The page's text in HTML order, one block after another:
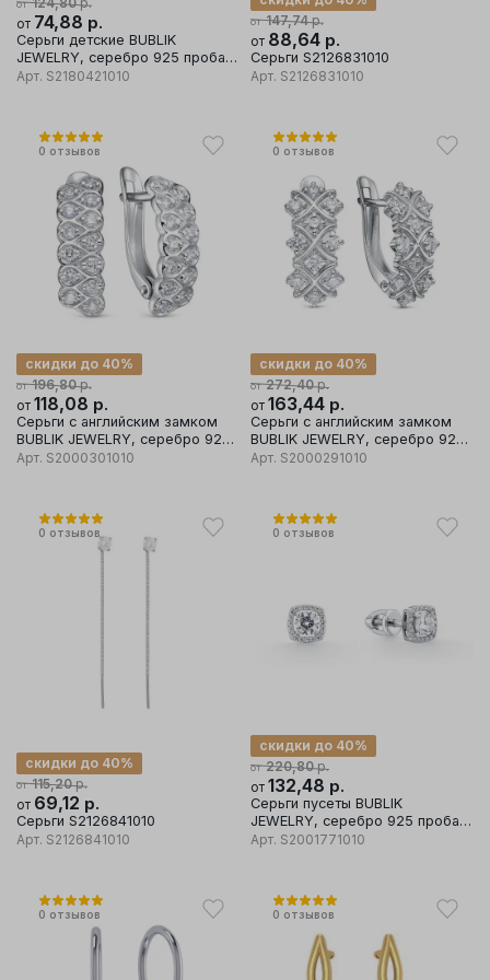
от 124,80
от 74,88 р.
Серьги детские BUBLIK
JEWELRY, серебро 925 проба,
вставка фианит
Арт. S2180421010
от 147,74р.
от 88,64 р.
Серьги S2126831010
Арт. S2126831010
0 отзывов
от 196,80р.
скидки до 40%
от 118,08 р.
Серьги с английским замком
BUBLIK JEWELRY, серебро 925
проба, вставка фианит
Арт. S2000301010
0 отзывов
от 272,40р.
скидки до 40%
от 163,44 р.
Серьги с английским замком
BUBLIK JEWELRY, серебро 925
проба, вставка фианит
Арт. S2000291010
0 отзывов
от 115,20р.
скидки до 40%
от 69,12 р.
Серьги S2126841010
Арт. S2126841010
0 отзывов
от 220,80р.
скидки до 40%
от 132,48 р.
Серьги пусеты BUBLIK
JEWELRY, серебро 925 проба,
вставка фианит
Арт. S2001771010
0 отзывов 0 отзывов